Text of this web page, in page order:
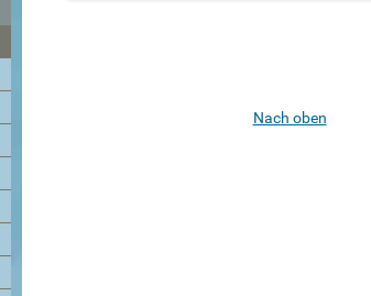
Nach oben